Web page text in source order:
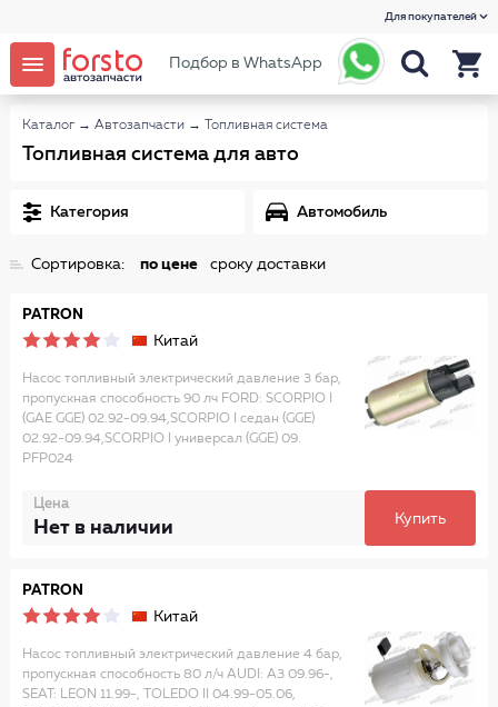
Для покупателей
Подбор в WhatsApp
Каталог → Автозапчасти → Топливная система
Топливная система для авто
Категория Автомобиль
Сортировка: по цене сроку доставки
PATRON
Китай
Насос топливный электрический давление 3 бар,
пропускная способность 90 лч FORD: SCORPIO I
(GAE GGE) 02.92-09.94,SCORPIO I седан (GGE)
02.92-09.94,SCORPIO I универсал (GGE) 09.
PFP024
Цена
Нет в наличии Купить
PATRON
Китай
Насос топливный электрический давление 4 бар,
пропускная способность 80 л/ч AUDI: A3 09.96-,
SEAT: LEON 11.99-, TOLEDO II 04.99-05.06,